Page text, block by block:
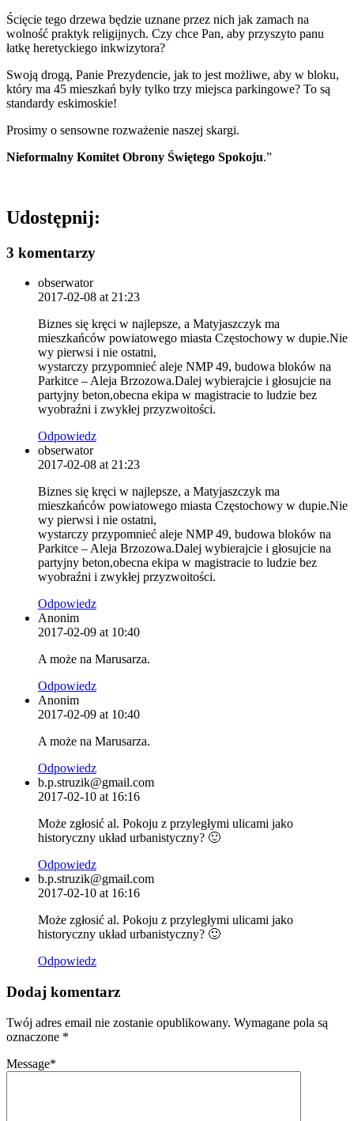
Ścięcie tego drzewa będzie uznane przez nich jak zamach na
wolność praktyk religijnych. Czy chce Pan, aby przyszyto panu
łatkę heretyckiego inkwizytora?
Swoją drogą, Panie Prezydencie, jak to jest możliwe, aby w bloku,
który ma 45 mieszkań były tylko trzy miejsca parkingowe? To są
standardy eskimoskie!
Prosimy o sensowne rozważenie naszej skargi.
Nieformalny Komitet Obrony Świętego Spokoju.”
Udostępnij:
3 komentarzy
obserwator
2017-02-08 at 21:23
Biznes się kręci w najlepsze, a Matyjaszczyk ma
mieszkańców powiatowego miasta Częstochowy w dupie.Nie
wy pierwsi i nie ostatni,
wystarczy przypomnieć aleje NMP 49, budowa bloków na
Parkitce – Aleja Brzozowa.Dalej wybierajcie i głosujcie na
partyjny beton,obecna ekipa w magistracie to ludzie bez
wyobraźni i zwykłej przyzwoitości.
Odpowiedz
obserwator
2017-02-08 at 21:23
Biznes się kręci w najlepsze, a Matyjaszczyk ma
mieszkańców powiatowego miasta Częstochowy w dupie.Nie
wy pierwsi i nie ostatni,
wystarczy przypomnieć aleje NMP 49, budowa bloków na
Parkitce – Aleja Brzozowa.Dalej wybierajcie i głosujcie na
partyjny beton,obecna ekipa w magistracie to ludzie bez
wyobraźni i zwykłej przyzwoitości.
Odpowiedz
Anonim
2017-02-09 at 10:40
A może na Marusarza.
Odpowiedz
Anonim
2017-02-09 at 10:40
A może na Marusarza.
Odpowiedz
b.p.struzik@gmail.com
2017-02-10 at 16:16
Może zgłosić al. Pokoju z przyległymi ulicami jako
historyczny układ urbanistyczny? 🙂
Odpowiedz
b.p.struzik@gmail.com
2017-02-10 at 16:16
Może zgłosić al. Pokoju z przyległymi ulicami jako
historyczny układ urbanistyczny? 🙂
Odpowiedz
Dodaj komentarz
Twój adres email nie zostanie opublikowany. Wymagane pola są
oznaczone *
Message*